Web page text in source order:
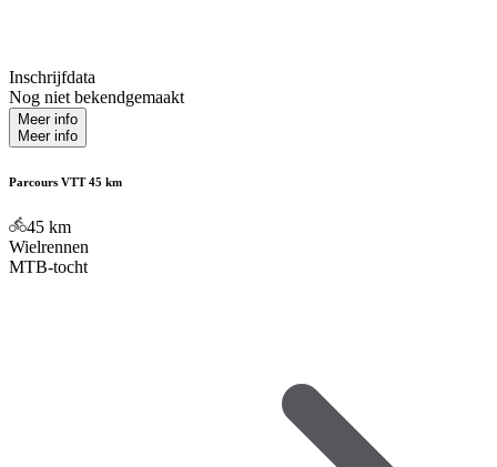
Inschrijfdata
Nog niet bekendgemaakt
Meer info
Meer info
Parcours VTT 45 km
45 km
Wielrennen
MTB-tocht